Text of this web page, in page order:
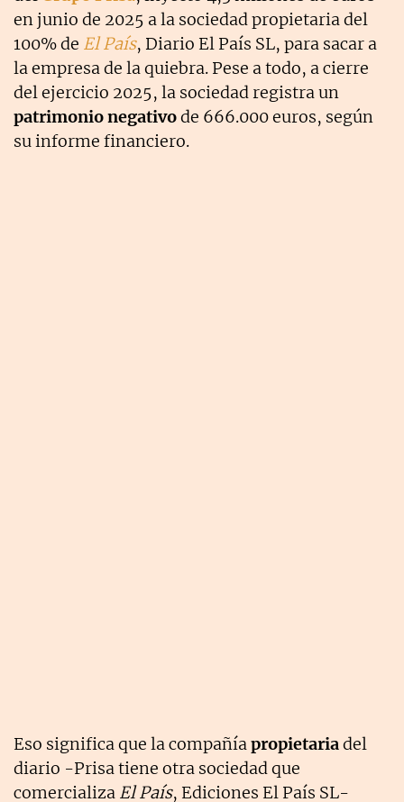
en junio de 2025 a la sociedad propietaria del
100% de El País, Diario El País SL, para sacar a
la empresa de la quiebra. Pese a todo, a cierre
del ejercicio 2025, la sociedad registra un
patrimonio negativode 666.000 euros, según
su informe financiero.
Eso significa que la compañíapropietariadel
diario -Prisa tiene otra sociedad que
comercializa El País, Ediciones El País SL-